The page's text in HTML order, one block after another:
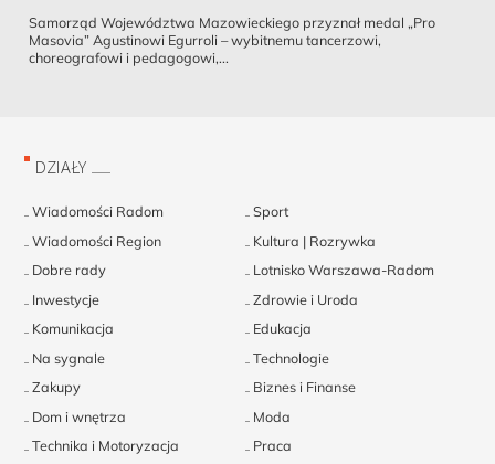
Samorząd Województwa Mazowieckiego przyznał medal „Pro
Masovia” Agustinowi Egurroli – wybitnemu tancerzowi,
choreografowi i pedagogowi,...
DZIAŁY
Wiadomości Radom
Sport
Wiadomości Region
Kultura | Rozrywka
Dobre rady
Lotnisko Warszawa-Radom
Inwestycje
Zdrowie i Uroda
Komunikacja
Edukacja
Na sygnale
Technologie
Zakupy
Biznes i Finanse
Dom i wnętrza
Moda
Technika i Motoryzacja
Praca